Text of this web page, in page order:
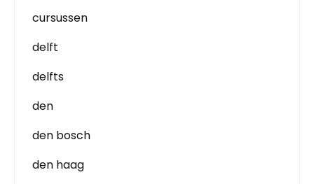
cursussen
delft
delfts
den
den bosch
den haag